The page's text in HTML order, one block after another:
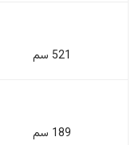
521 سم
189 سم